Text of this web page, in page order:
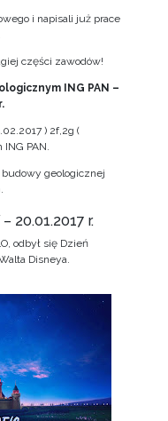
i napisali już prace
części zawodów!
ING PAN –
) 2f,2g (
PAN.
geologicznej
20.01.2017 r.
odbył się Dzień
Disneya.